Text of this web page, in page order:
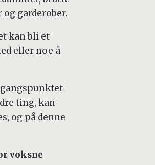
garderober.
kan bli et
eller noe å
ting, kan
og på denne
voksne